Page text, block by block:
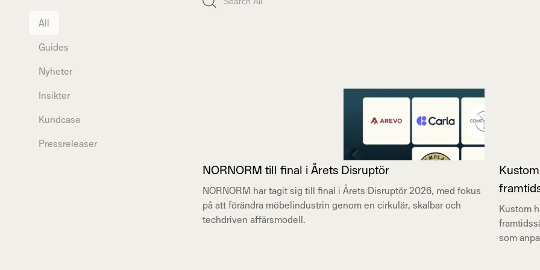
All
Guides
Nyheter
Insikter
Kundcase
Pressreleaser
NORNORM till final i Årets Disruptör
NORNORM har tagit sig till final i Årets Disruptör 2026, med fokus
på att förändra möbelindustrin genom en cirkulär, skalbar och
techdriven affärsmodell.
Kustom
som